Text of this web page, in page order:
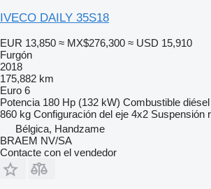
IVECO DAILY 35S18
EUR 13,850 ≈ MX$276,300 ≈ USD 15,910
Furgón
2018
175,882 km
Euro 6
Potencia 180 Hp (132 kW) Combustible diésel
860 kg Configuración del eje 4x2 Suspensión
Bélgica, Handzame
BRAEM NV/SA
Contacte con el vendedor